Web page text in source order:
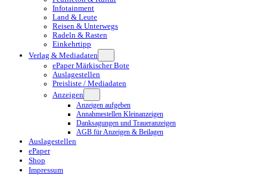
Infotainment
Land & Leute
Reisen & Unterwegs
Radeln & Rasten
Einkehrtipp
Verlag & Mediadaten
ePaper Märkischer Bote
Auslagestellen
Preisliste / Mediadaten
Anzeigen
Anzeigen aufgeben
Annahmestellen Kleinanzeigen
Danksagungen und Traueranzeigen
AGB für Anzeigen & Beilagen
Auslagestellen
ePaper
Shop
Impressum